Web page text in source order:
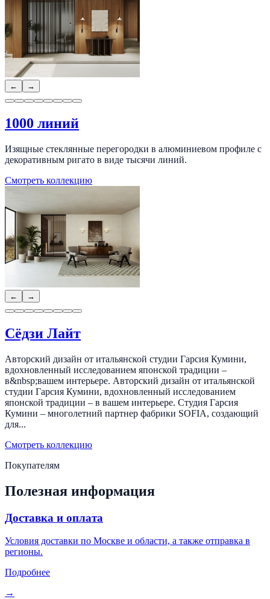
← →
1000 линий
Изящные стеклянные перегородки в алюминиевом профиле с
декоративным ригато в виде тысячи линий.
Смотреть коллекцию
← →
Сёдзи Лайт
Авторский дизайн от итальянской студии Гарсия Кумини,
вдохновленный исследованием японской традиции –
в&nbsp;вашем интерьере. Авторский дизайн от итальянской
студии Гарсия Кумини, вдохновленный исследованием
японской традиции – в вашем интерьере. Студия Гарсия
Кумини – многолетний партнер фабрики SOFIA, создающий
для...
Смотреть коллекцию
Покупателям
Полезная информация
Доставка и оплата
Условия доставки по Москве и области, а также отправка в
регионы.
Подробнее
→